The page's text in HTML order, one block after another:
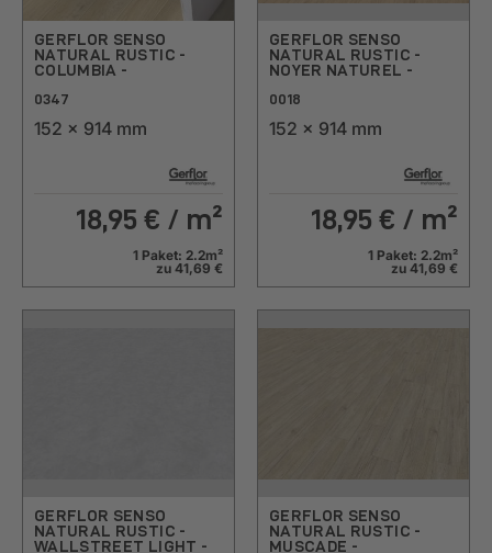
GERFLOR SENSO
NATURAL RUSTIC -
COLUMBIA -
0347
152 x 914 mm
18,95 € / m²
1 Paket: 2.2m²
zu 41,69 €
GERFLOR SENSO
NATURAL RUSTIC -
NOYER NATUREL -
0018
152 x 914 mm
18,95 € / m²
1 Paket: 2.2m²
zu 41,69 €
GERFLOR SENSO
NATURAL RUSTIC -
WALLSTREET LIGHT -
GERFLOR SENSO
NATURAL RUSTIC -
MUSCADE -